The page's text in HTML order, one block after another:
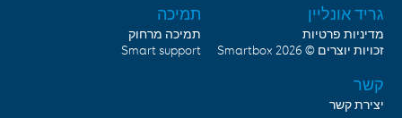
גריד אונליין
מדיניות פרטיות
זכויות יוצרים © 2026
Smartbox
תמיכה
תמיכה מרחוק
Smart support
קשר
יצירת קשר